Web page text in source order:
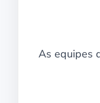
As equipes